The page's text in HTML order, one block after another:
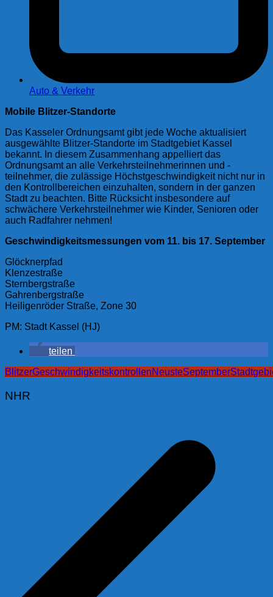
Auto & Verkehr
Mobile Blitzer-Standorte
Das Kasseler Ordnungsamt gibt jede Woche aktualisiert
ausgewählte Blitzer-Standorte im Stadtgebiet Kassel
bekannt. In diesem Zusammenhang appelliert das
Ordnungsamt an alle Verkehrsteilnehmerinnen und -
teilnehmer, die zulässige Höchstgeschwindigkeit nicht nur in
den Kontrollbereichen einzuhalten, sondern in der ganzen
Stadt zu beachten. Bitte Rücksicht insbesondere auf
schwächere Verkehrsteilnehmer wie Kinder, Senioren oder
auch Radfahrer nehmen!
Geschwindigkeitsmessungen vom 11. bis 17. September
Glöcknerpfad
Klenzestraße
Sternbergstraße
Gahrenbergstraße
Heiligenröder Straße, Zone 30
PM: Stadt Kassel (HJ)
teilen
BlitzerGeschwindigkeitskontrollenNeusteSeptember
NHR